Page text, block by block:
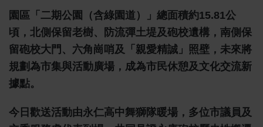
園區「二期公園（含綠園道）」總面積約15.81公
頃，北側保留老樹、防流彈土堤及砲校遺構，南側保
留砲校大門、六角崗哨及「親愛精誠」照壁，未來將
規劃為市集與活動廣場，成為市民休憩及文化交流新
據點。
今日歡送活動由永仁高中舞獅隊暖場，多位市議員及